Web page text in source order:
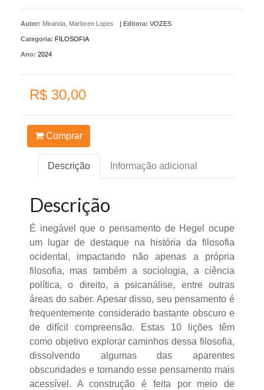
Autor: Miranda, Marloren Lopes | Editora: VOZES
Categoria: FILOSOFIA
Ano: 2024
R$ 30,00
Comprar
Descrição Informação adicional
Descrição
É inegável que o pensamento de Hegel ocupe
um lugar de destaque na história da filosofia
ocidental, impactando não apenas a própria
filosofia, mas também a sociologia, a ciência
política, o direito, a psicanálise, entre outras
áreas do saber. Apesar disso, seu pensamento é
frequentemente considerado bastante obscuro e
de difícil compreensão. Estas 10 lições têm
como objetivo explorar caminhos dessa filosofia,
dissolvendo algumas das aparentes
obscuridades e tornando esse pensamento mais
acessível. A construção é feita por meio de